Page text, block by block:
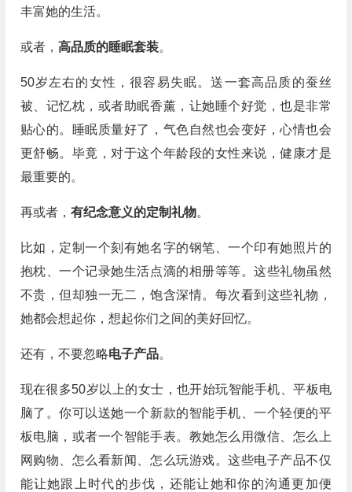
丰富她的生活。
或者， 高品质的睡眠套装。
50岁左右的女性，很容易失眠。送一套高品质的蚕丝
被、记忆枕，或者助眠香薰，让她睡个好觉，也是非常
贴心的。睡眠质量好了，气色自然也会变好，心情也会
更舒畅。毕竟，对于这个年龄段的女性来说，健康才是
最重要的。
再或者， 有纪念意义的定制礼物。
比如，定制一个刻有她名字的钢笔、一个印有她照片的
抱枕、一个记录她生活点滴的相册等等。这些礼物虽然
不贵，但却独一无二，饱含深情。每次看到这些礼物，
她都会想起你，想起你们之间的美好回忆。
还有，不要忽略电子产品。
现在很多50岁以上的女士，也开始玩智能手机、平板电
脑了。你可以送她一个新款的智能手机、一个轻便的平
板电脑，或者一个智能手表。教她怎么用微信、怎么上
网购物、怎么看新闻、怎么玩游戏。这些电子产品不仅
能让她跟上时代的步伐，还能让她和你的沟通更加便